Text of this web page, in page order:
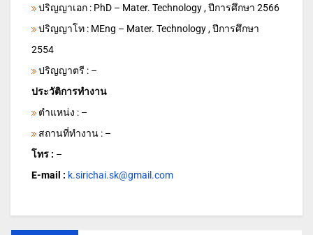
ปริญญาเอก : PhD – Mater. Technology , ปีการศึกษา 2566
ปริญญาโท : MEng – Mater. Technology , ปีการศึกษา
2554
ปริญญาตรี : –
ประวัติการทำงาน
ตำแหน่ง : –
สถานที่ทำงาน : –
โทร : –
E-mail : k.sirichai.sk@gmail.com